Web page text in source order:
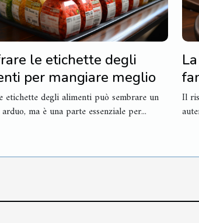
le etichette degli
per mangiare meglio
etichette degli alimenti può sembrare un
ma è una parte essenziale per...
Il